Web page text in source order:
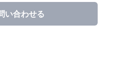
い合わせる